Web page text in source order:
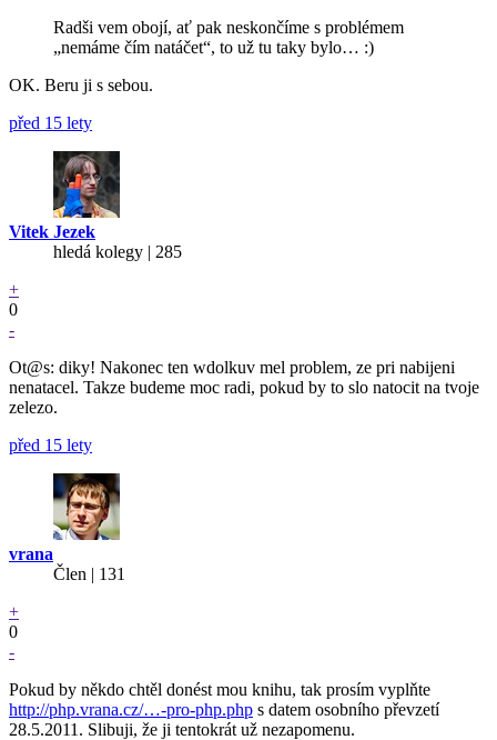
Radši vem obojí, ať pak neskončíme s problémem
„nemáme čím natáčet“, to už tu taky bylo… :)
OK. Beru ji s sebou.
před 15 lety
Vitek Jezek
hledá kolegy | 285
+
0
-
Ot@s: diky! Nakonec ten wdolkuv mel problem, ze pri nabijeni
nenatacel. Takze budeme moc radi, pokud by to slo natocit na tvoje
zelezo.
před 15 lety
vrana
Člen | 131
+
0
-
Pokud by někdo chtěl donést mou knihu, tak prosím vyplňte
http://php.vrana.cz/…-pro-php.php s datem osobního převzetí
28.5.2011. Slibuji, že ji tentokrát už nezapomenu.